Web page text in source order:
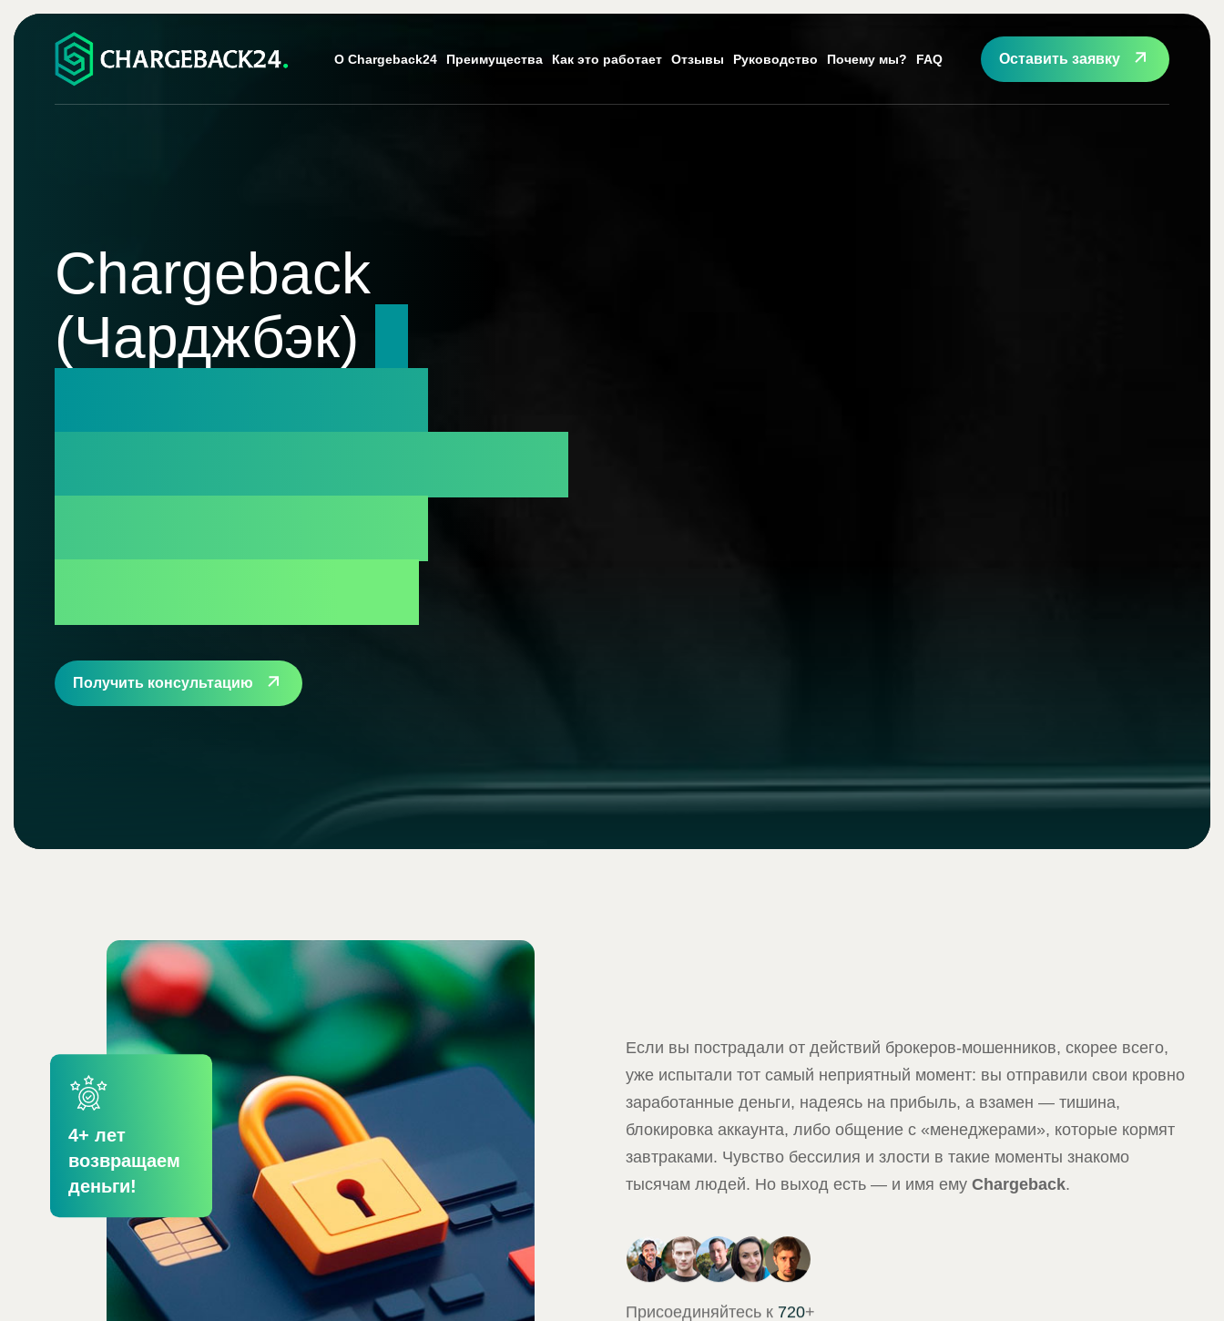
О Chargeback24 Преимущества Как это работает Отзывы Руководство Почему мы? FAQ Оставить заявку
Chargeback
(Чарджбэк)
Получить консультацию
8 + лет
возвращаем
деньги!
Если вы пострадали от действий брокеров-мошенников, скорее всего,
уже испытали тот самый неприятный момент: вы отправили свои кровно
заработанные деньги, надеясь на прибыль, а взамен — тишина,
блокировка аккаунта, либо общение с «менеджерами», которые кормят
завтраками. Чувство бессилия и злости в такие моменты знакомо
тысячам людей. Но выход есть — и имя ему Chargeback.
Присоединяйтесь к 720+